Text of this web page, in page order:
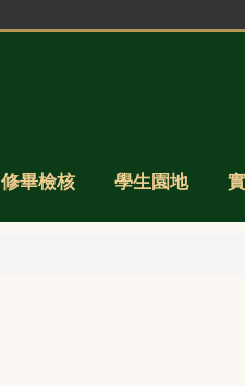
修畢檢核 學生園地